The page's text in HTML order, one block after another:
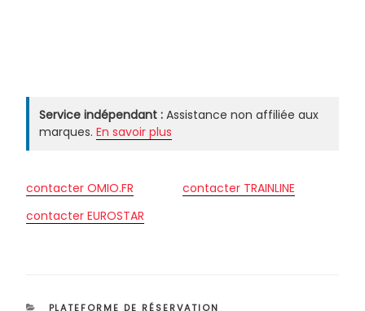
Service indépendant : Assistance non affiliée aux
marques. En savoir plus
contacter OMIO.FR
contacter TRAINLINE
contacter EUROSTAR
CATÉGORIES
PLATEFORME DE RÉSERVATION